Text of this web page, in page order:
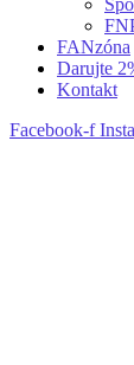
FANzóna
Darujte
Kontakt
Facebook-f